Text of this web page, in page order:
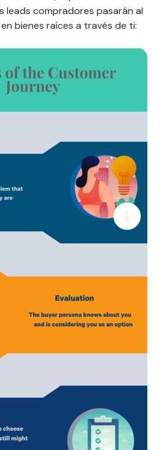
leads compradores pasarán al
bienes raíces a través de ti: